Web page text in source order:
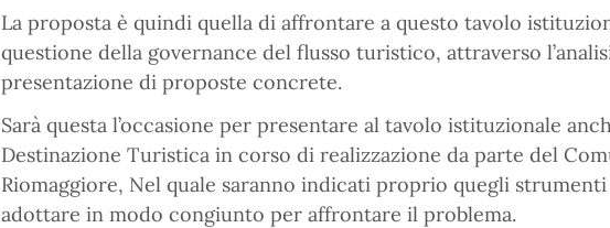
La proposta è quindi quella di affrontare a questo tavolo
questione della governance del flusso turistico, attraverso
presentazione di proposte concrete.
Sarà questa l’occasione per presentare al tavolo istituzionale
Destinazione Turistica in corso di realizzazione da parte del
Riomaggiore, Nel quale saranno indicati proprio quegli
adottare in modo congiunto per affrontare il problema.